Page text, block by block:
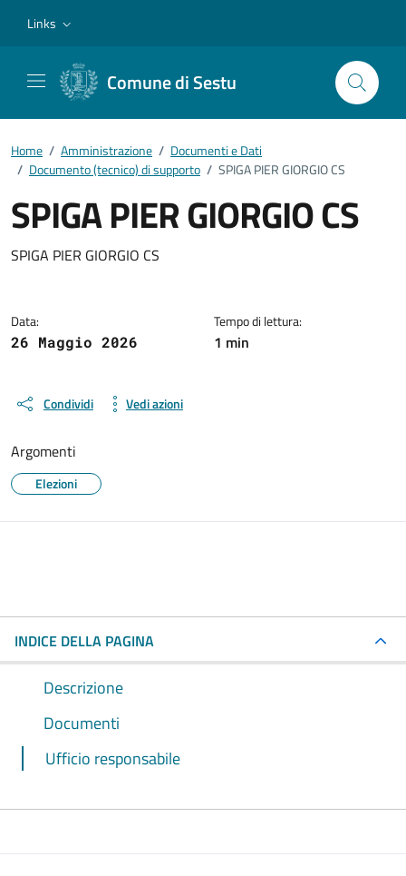
Links
Comune di Sestu
Home / Amministrazione / Documenti e Dati
/ Documento (tecnico) di supporto / SPIGA PIER GIORGIO CS
SPIGA PIER GIORGIO CS
Dettagli del documento
SPIGA PIER GIORGIO CS
Data:
26 Maggio 2026
Tempo di lettura:
1 min
Condividi Vedi azioni
Argomenti
Elezioni
INDICE DELLA PAGINA
Descrizione
Documenti
Ufficio responsabile